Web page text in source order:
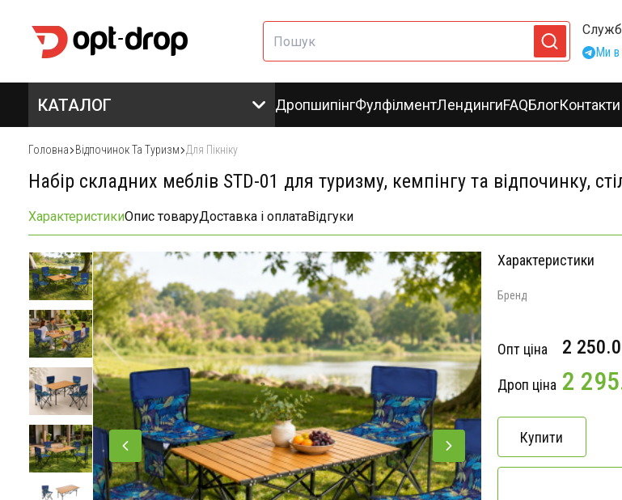
Ми в
КАТАЛОГ ДропшипінгФулфілментЛендингиFAQБлогКонтакти
Головна Відпочинок Та Туризм Для Пікніку
Набір складних меблів STD-01 для туризму, кемпінгу та відпочинку,
ХарактеристикиОпис товаруДоставка і оплатаВідгуки
Характеристики
Бренд
Опт ціна 2
Дроп ціна 2
Купити